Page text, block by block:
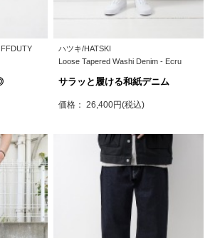
ハツキ/HATSKI
Loose Tapered Washi Denim - Ecru
サラッと履ける和紙デニム
価格： 26,400円(税込)